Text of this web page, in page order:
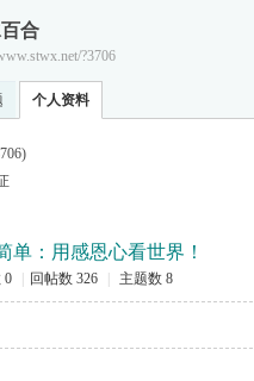
合
?3706
个人资料
单：用感恩心看世界！
0 回帖数 326 主题数 8